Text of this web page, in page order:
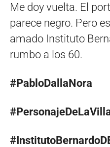
Me doy vuelta. El
parece negro. Pero
amado Instituto
rumbo a los 60.
#PabloDallaNora